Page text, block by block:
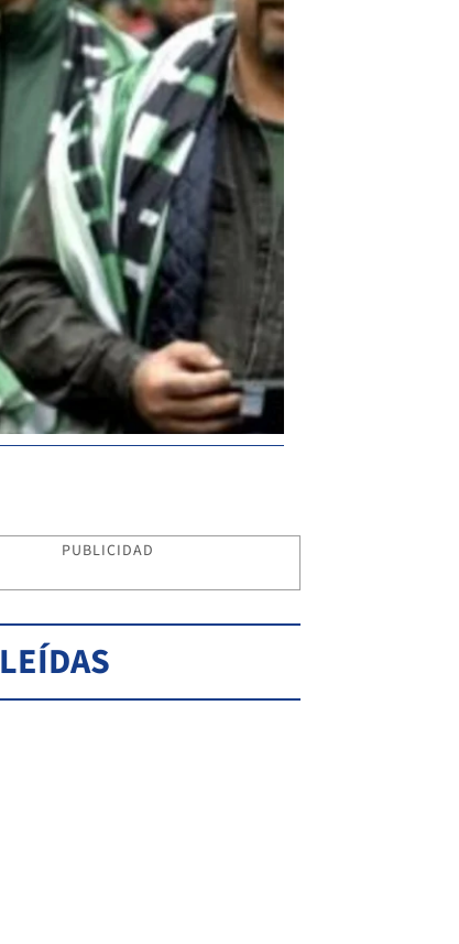
PUBLICIDAD